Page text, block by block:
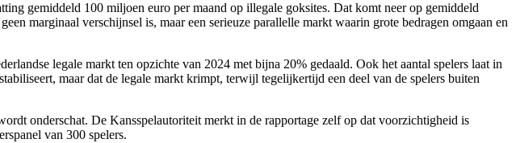
gemiddeld 100 miljoen euro per maand op illegale goksites. Dat komt neer op gemiddeld
marginaal verschijnsel is, maar een serieuze parallelle markt waarin grote bedragen omgaan en
legale markt ten opzichte van 2024 met bijna 20% gedaald. Ook het aantal spelers laat in
maar dat de legale markt krimpt, terwijl tegelijkertijd een deel van de spelers buiten
onderschat. De Kansspelautoriteit merkt in de rapportage zelf op dat voorzichtigheid is
van 300 spelers.